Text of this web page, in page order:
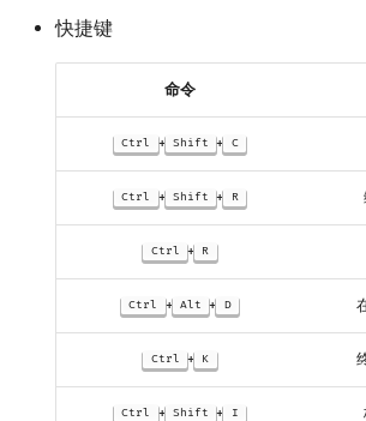
快捷键
命令
Ctrl + Shift + C
Ctrl + Shift + R
Ctrl + R
Ctrl + Alt + D
Ctrl + K
Ctrl + Shift + I